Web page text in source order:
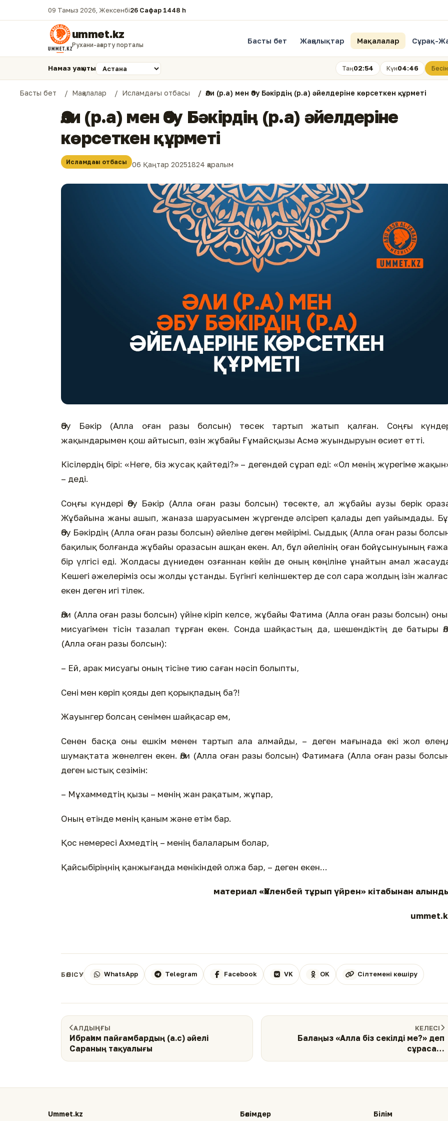
09 Тамыз 2026, Жексенбі26 Сафар 1448 һ.
ummet.kz
Рухани-ағарту порталы Басты бет Жаңалықтар Мақалалар Сұрақ-
Намаз уақыты Таң02:54 Күн04:46 Бесін
Басты бет Мақалалар Исламдағы отбасы Әли (р.а) мен Әбу Бәкірдің (р.а) әйелдеріне көрсеткен құрметі
Әли (р.а) мен Әбу Бәкірдің (р.а) әйелдеріне
көрсеткен құрметі
Исламдағы отбасы 06 Қаңтар 20251824 қаралым
Әбу Бәкір (Алла оған разы болсын) төсек тартып жатып қалған. Соңғы
жақындарымен қош айтысып, өзін жұбайы Ғұмайсқызы Асмә жуындыруын өсиет етті.
Кісілердің бірі: «Неге, біз жусақ қайтеді?» – дегендей сұрап еді: «Ол менің жүрегіме
– деді.
Соңғы күндері Әбу Бәкір (Алла оған разы болсын) төсекте, ал жұбайы аузы берік
Жұбайына жаны ашып, жаназа шаруасымен жүргенде әлсіреп қалады деп уайымдады.
Әбу Бәкірдің (Алла оған разы болсын) әйеліне деген мейірімі. Сыддық (Алла оған разы
бақилық болғанда жұбайы оразасын ашқан екен. Ал, бұл әйелінің оған бойұсынуының
бір үлгісі еді. Жолдасы дүниеден озғаннан кейін де оның көңіліне ұнайтын амал
Кешегі әжелеріміз осы жолды ұстанды. Бүгінгі келіншектер де сол сара жолдың ізін
екен деген игі тілек.
Әли (Алла оған разы болсын) үйіне кіріп келсе, жұбайы Фатима (Алла оған разы болсын)
мисуагімен тісін тазалап тұрған екен. Сонда шайқастың да, шешендіктің де батыры
(Алла оған разы болсын):
– Ей, арак мисуагы оның тісіне тию саған нәсіп болыпты,
Сені мен көріп қояды деп қорықпадың ба?!
Жауынгер болсаң сенімен шайқасар ем,
Сенен басқа оны ешкім менен тартып ала алмайды, – деген мағынада екі жол
шумақтата жөнелген екен. Әли (Алла оған разы болсын) Фатимаға (Алла оған разы
деген ыстық сезімін:
– Мұхаммедтің қызы – менің жан рақатым, жұпар,
Оның етінде менің қаным және етім бар.
Қос немересі Ахмедтің – менің балаларым болар,
Қайсыбіріңнің қанжығаңда менікіндей олжа бар, – деген екен...
материал «Үйленбей тұрып үйрен» кітабынан
БӨЛІСУ WhatsApp Telegram Facebook VK OK Сілтемені көшіру
АЛДЫҢҒЫ
Ибраһим пайғамбардың (а.с) әйелі
Сараның тақуалығы
КЕЛЕСІ
Балаңыз «Алла біз секілді ме?» деп
сұраса…
Ummet.kz Бөлімдер Білім